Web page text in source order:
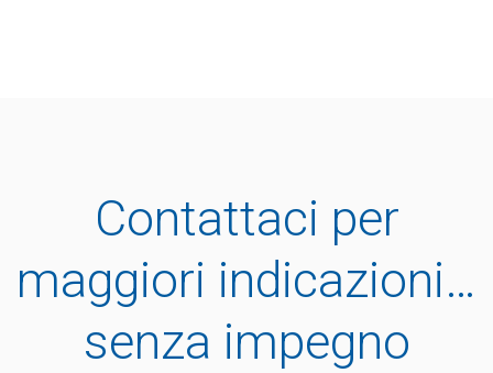
tracolla- Covid product
Atomizzatore 18V Prodotto in
promozione fino ad esaurimento
scorte ...
Contattaci per
maggiori indicazioni…
senza impegno